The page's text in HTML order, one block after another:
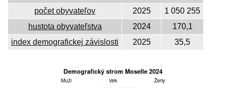
počet obyvateľov
2025
1 050 255
hustota obyvateľstva
2024
170,1
index demografickej závislosti
2025 35,5